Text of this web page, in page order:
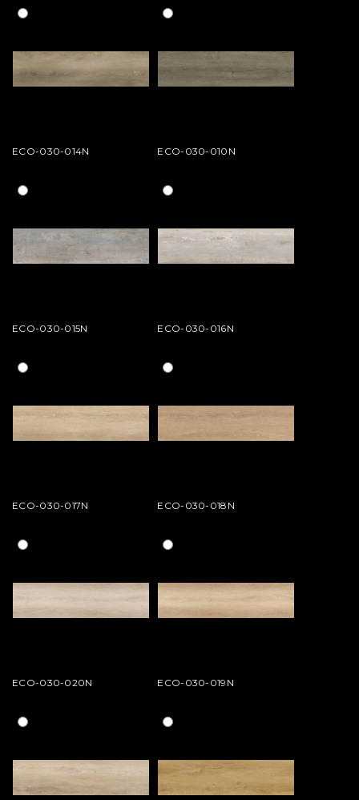
ECO-030-014N ECO-030-010N
ECO-030-015N ECO-030-016N
ECO-030-017N ECO-030-018N
ECO-030-020N ECO-030-019N